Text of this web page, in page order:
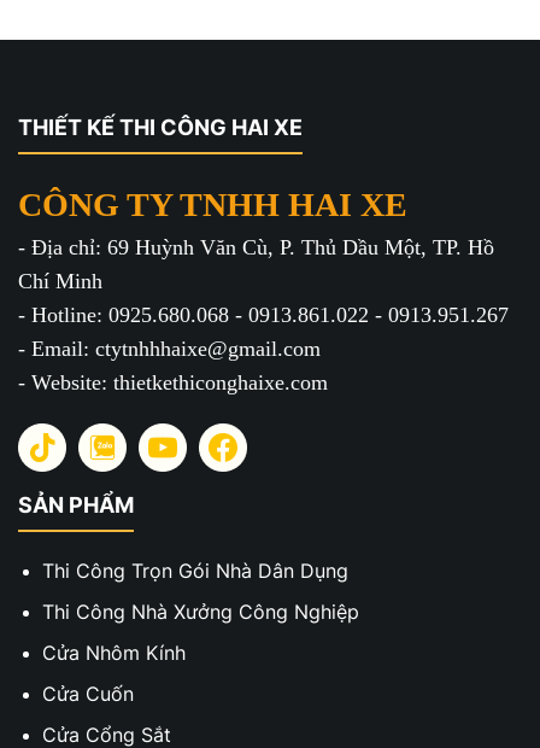
THIẾT KẾ THI CÔNG HAI XE
CÔNG TY TNHH HAI XE
- Địa chỉ: 69 Huỳnh Văn Cù, P. Thủ Dầu Một, TP. Hồ
Chí Minh
- Hotline: 0925.680.068 - 0913.861.022 - 0913.951.267
- Email: ctytnhhhaixe@gmail.com
- Website: thietkethiconghaixe.com
SẢN PHẨM
Thi Công Trọn Gói Nhà Dân Dụng
Thi Công Nhà Xưởng Công Nghiệp
Cửa Nhôm Kính
Cửa Cuốn
Cửa Cổng Sắt